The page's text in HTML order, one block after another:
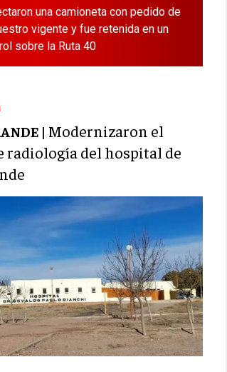
una camioneta con pedido de
vigente y fue retenida en un
sobre la Ruta 40
| Modernizaron el
radiología del hospital de